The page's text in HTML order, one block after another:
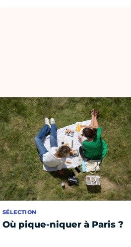
SÉLECTION
Où pique-niquer à Paris ?